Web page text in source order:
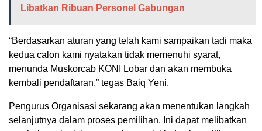
Libatkan Ribuan Personel Gabungan
“Berdasarkan aturan yang telah kami sampaikan tadi maka
kedua calon kami nyatakan tidak memenuhi syarat,
menunda Muskorcab KONI Lobar dan akan membuka
kembali pendaftaran,” tegas Baiq Yeni.
Pengurus Organisasi sekarang akan menentukan langkah
selanjutnya dalam proses pemilihan. Ini dapat melibatkan